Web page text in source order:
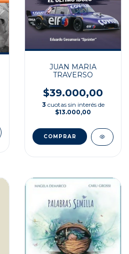
JUAN MARIA
TRAVERSO
$39.000,00
3 cuotas sin interés de
$13.000,00